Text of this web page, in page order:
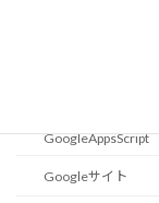
GoogleAppsScript
Googleサイト